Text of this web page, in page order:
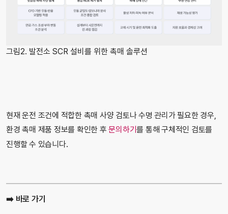
그림2. 발전소 SCR 설비를 위한 촉매 솔루션
현재 운전 조건에 적합한 촉매 사양 검토나 수명 관리가 필요한 경우,
환경 촉매 제품 정보를 확인한 후문의하기를 통해 구체적인 검토를
진행할 수 있습니다.
➡️ 바로 가기